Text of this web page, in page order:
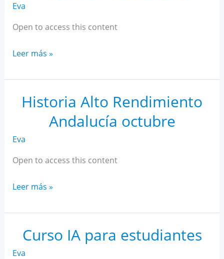
Eva
Open to access this content
Historia
Rendimiento
Andalucía
noviembre
Leer más »
Historia Alto Rendimiento
Andalucía octubre
Eva
Open to access this content
Historia
Rendimiento
Andalucía
octubre
Leer más »
Curso IA para estudiantes
Eva